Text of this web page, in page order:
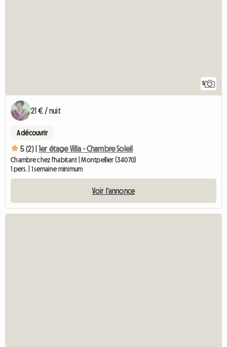
5
21 € / nuit
A découvrir
5 (2) | 1er étage Villa - Chambre Soleil
Chambre chez l'habitant | Montpellier (34070)
1 pers. | 1 semaine minimum
Voir l'annonce